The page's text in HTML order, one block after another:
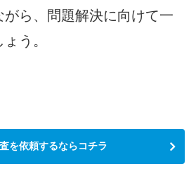
ら、問題解決に向けて一
う。
を依頼するならコチラ